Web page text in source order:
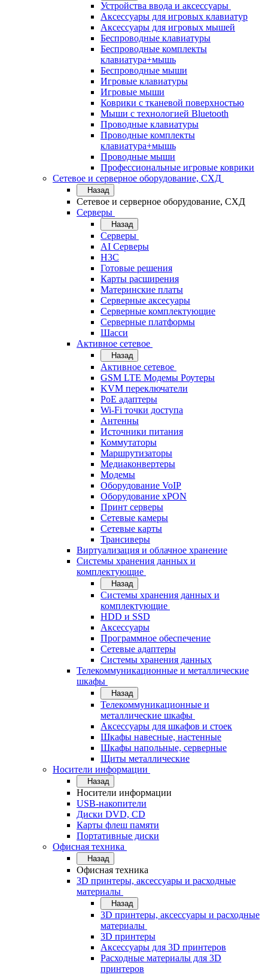
Устройства ввода и аксессуары
Аксессуары для игровых клавиатур
Аксессуары для игровых мышей
Беспроводные клавиатуры
Беспроводные комплекты
клавиатура+мышь
Беспроводные мыши
Игровые клавиатуры
Игровые мыши
Коврики с тканевой поверхностью
Мыши с технологией Bluetooth
Проводные клавиатуры
Проводные комплекты
клавиатура+мышь
Проводные мыши
Профессиональные игровые коврики
Сетевое и серверное оборудование, СХД
Назад
Сетевое и серверное оборудование, СХД
Cерверы
Назад
Cерверы
AI Серверы
H3C
Готовые решения
Карты расширения
Материнские платы
Серверные аксесуары
Серверные комплектующие
Серверные платформы
Шасси
Активное сетевое
Назад
Активное сетевое
GSM LTE Модемы Роутеры
KVM переключатели
PoE адаптеры
Wi-Fi точки доступа
Антенны
Источники питания
Коммутаторы
Маршрутизаторы
Медиаконвертеры
Модемы
Оборудование VoIP
Оборудование xPON
Принт серверы
Сетевые камеры
Сетевые карты
Трансиверы
Виртуализация и облачное хранение
Системы хранения данных и
комплектующие
Назад
Системы хранения данных и
комплектующие
HDD и SSD
Аксессуары
Программное обеспечение
Сетевые адаптеры
Системы хранения данных
Телекоммуникационные и металлические
шкафы
Назад
Телекоммуникационные и
металлические шкафы
Аксессуары для шкафов и стоек
Шкафы навесные, настенные
Шкафы напольные, серверные
Щиты металлические
Носители информации
Назад
Носители информации
USB-накопители
Диски DVD, CD
Карты флеш памяти
Портативные диски
Офисная техника
Назад
Офисная техника
3D принтеры, аксессуары и расходные
материалы
Назад
3D принтеры, аксессуары и расходные
материалы
3D принтеры
Аксессуары для 3D принтеров
Расходные материалы для 3D
принтеров